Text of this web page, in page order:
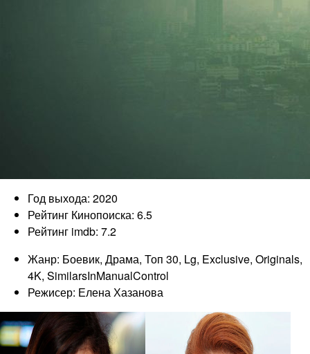
Год выхода: 2020
Рейтинг Кинопоиска: 6.5
Рейтинг imdb: 7.2
Жанр: Боевик, Драма, Топ 30, Lg, Exclusive, Originals,
4K, SimilarsInManualControl
Режисер: Елена Хазанова